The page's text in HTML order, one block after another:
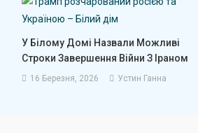
У Білому Домі Назвали Можливі
Строки Завершення Війни З Іраном
16 Березня, 2026 Устин Ганна